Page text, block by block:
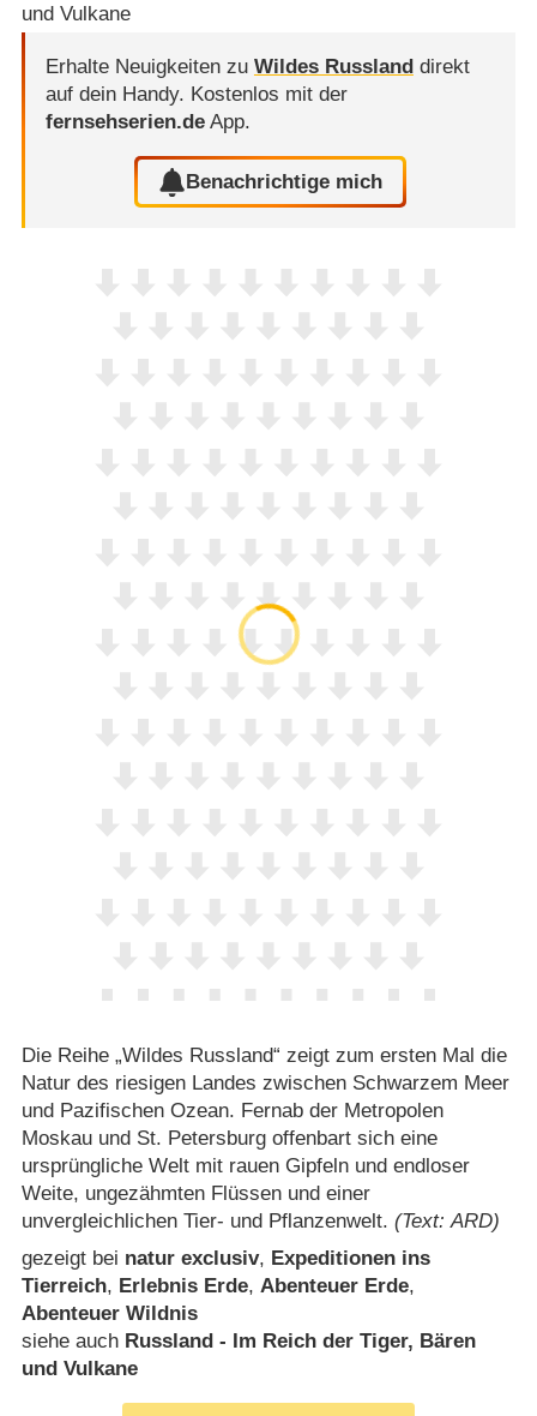
und Vulkane
Erhalte Neuigkeiten zu Wildes Russland direkt
auf dein Handy. Kostenlos mit der
fernsehserien.deApp.
Benachrichtige mich
Die Reihe „Wildes Russland“ zeigt zum ersten Mal die
Natur des riesigen Landes zwischen Schwarzem Meer
und Pazifischen Ozean. Fernab der Metropolen
Moskau und St. Petersburg offenbart sich eine
ursprüngliche Welt mit rauen Gipfeln und endloser
Weite, ungezähmten Flüssen und einer
unvergleichlichen Tier- und Pflanzenwelt. (Text: ARD)
gezeigt bei natur exclusiv, Expeditionen ins
Tierreich, Erlebnis Erde, Abenteuer Erde,
Abenteuer Wildnis
siehe auch Russland - Im Reich der Tiger, Bären
und Vulkane